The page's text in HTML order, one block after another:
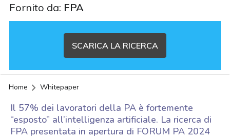
Fornito da: FPA
SCARICA LA RICERCA
Home Whitepaper
Il 57% dei lavoratori della PA è fortemente
“esposto” all’intelligenza artificiale. La ricerca di
FPA presentata in apertura di FORUM PA 2024